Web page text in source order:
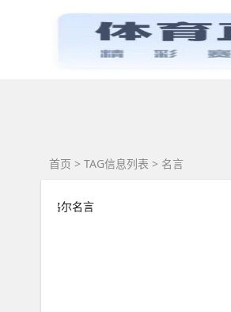
首页 > TAG信息列表 > 名言